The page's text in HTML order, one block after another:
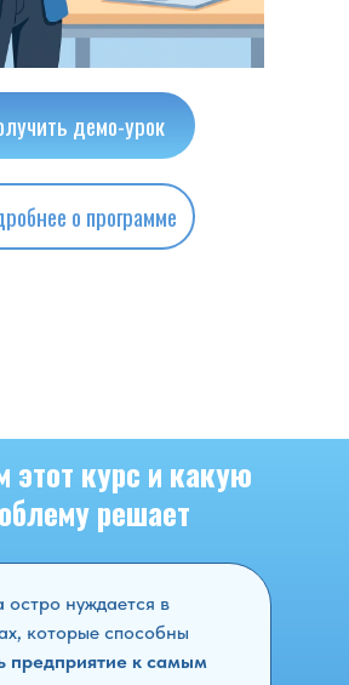
демо-урок
о программе
курс и какую
решает
остро нуждается в
которые способны
предприятие к самым